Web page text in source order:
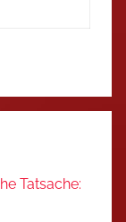
Tatsache: